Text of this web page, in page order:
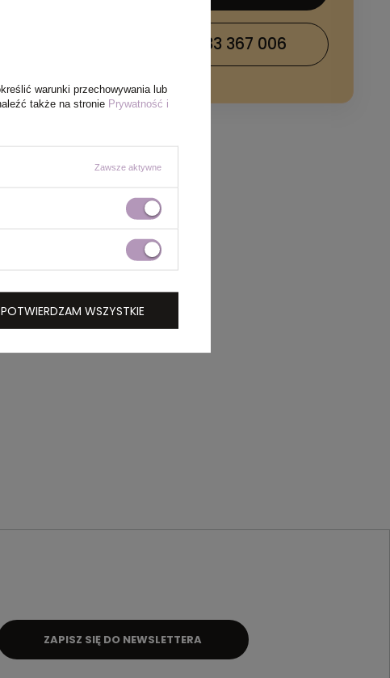
+48 733 367 006
ZAPISZ SIĘ DO NEWSLETTERA
warunki przechowywania lub
także na stronie Prywatność i
Zawsze aktywne
POTWIERDZAM WSZYSTKIE